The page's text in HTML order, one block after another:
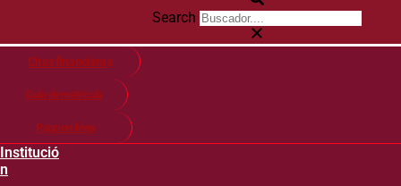
Search
Citas financieras
Guía de matricula
Pago en línea
Institució
n